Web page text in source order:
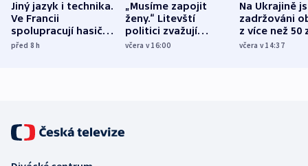
Jiný jazyk i technika.
Ve Francii
spolupracují hasiči z
různých zemí
před 8h
„Musíme zapojit
ženy.“ Litevští
politici zvažují
dohodu o
včera v 16:00
Na Ukrajině
zadržováni
z více než 50
Bojovali na
včera v 14:37